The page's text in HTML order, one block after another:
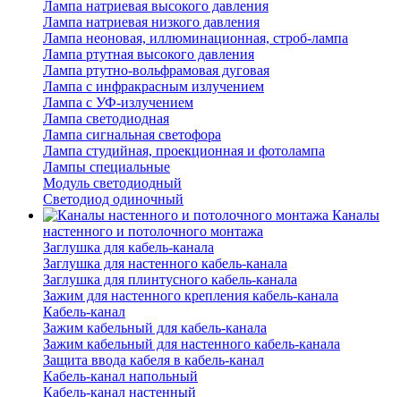
Лампа натриевая высокого давления
Лампа натриевая низкого давления
Лампа неоновая, иллюминационная, строб-лампа
Лампа ртутная высокого давления
Лампа ртутно-вольфрамовая дуговая
Лампа с инфракрасным излучением
Лампа с УФ-излучением
Лампа светодиодная
Лампа сигнальная светофора
Лампа студийная, проекционная и фотолампа
Лампы специальные
Модуль светодиодный
Светодиод одиночный
Каналы
настенного и потолочного монтажа
Заглушка для кабель-канала
Заглушка для настенного кабель-канала
Заглушка для плинтусного кабель-канала
Зажим для настенного крепления кабель-канала
Кабель-канал
Зажим кабельный для кабель-канала
Зажим кабельный для настенного кабель-канала
Защита ввода кабеля в кабель-канал
Кабель-канал напольный
Кабель-канал настенный